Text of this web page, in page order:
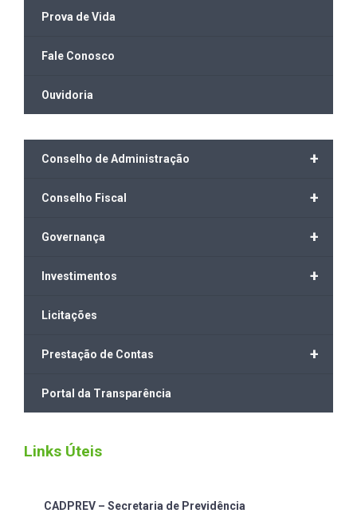
Prova de Vida
Fale Conosco
Ouvidoria
+
Conselho de Administração
+
Conselho Fiscal
+
Governança
+
Investimentos
Licitações
+
Prestação de Contas
Portal da Transparência
Links Úteis
CADPREV – Secretaria de Previdência